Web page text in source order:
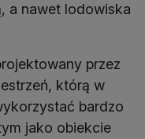
a nawet lodowiska
przez
którą w
bardzo
jako obiekcie